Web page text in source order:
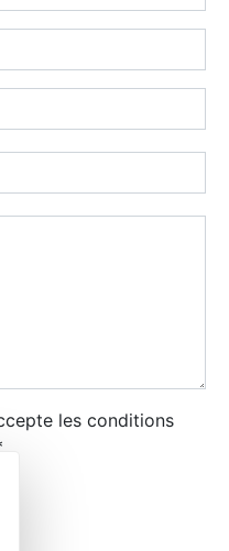
les conditions